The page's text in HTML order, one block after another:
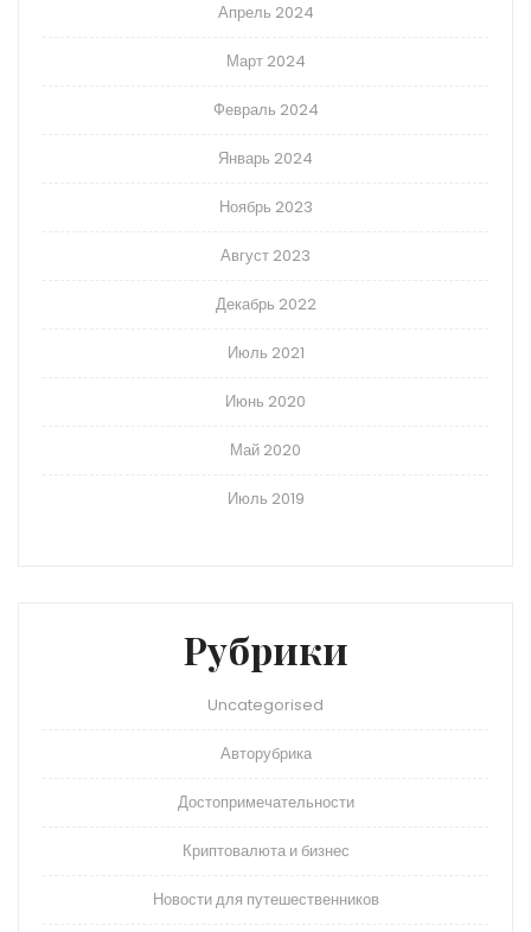
Апрель 2024
Март 2024
Февраль 2024
Январь 2024
Ноябрь 2023
Август 2023
Декабрь 2022
Июль 2021
Июнь 2020
Май 2020
Июль 2019
Рубрики
Uncategorised
Авторубрика
Достопримечательности
Криптовалюта и бизнес
Новости для путешественников